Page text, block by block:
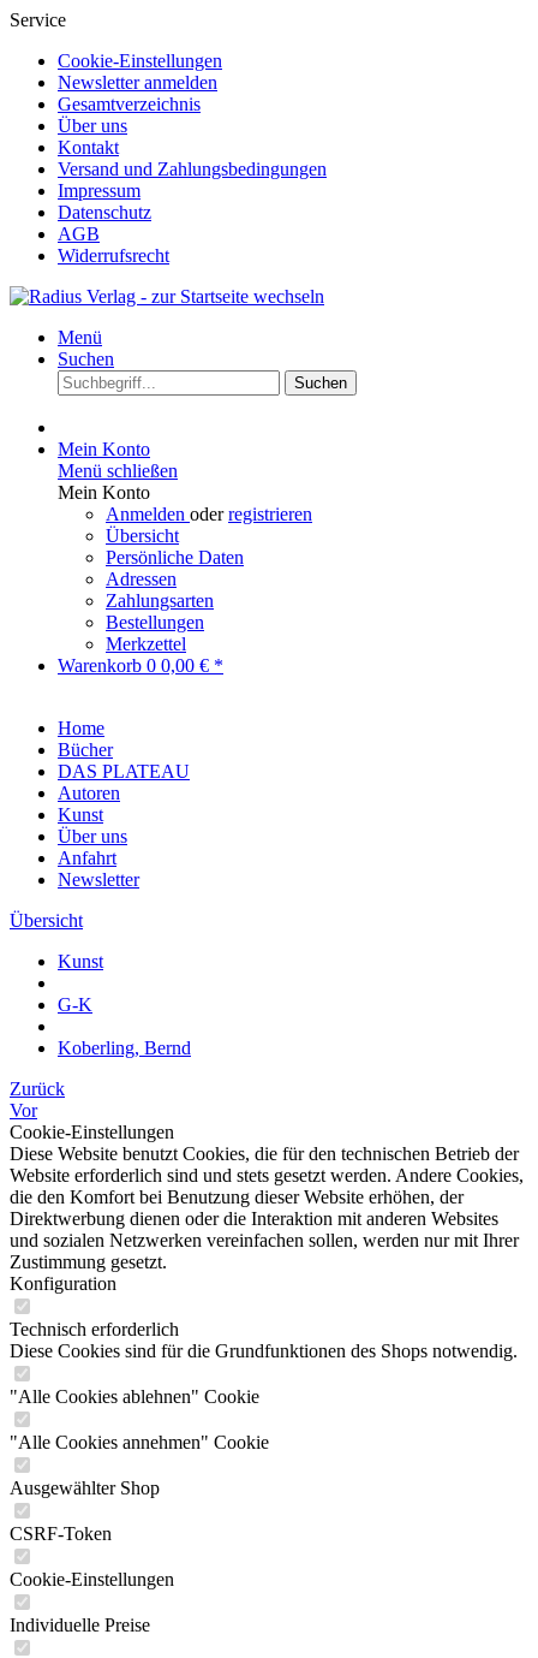
Service
Cookie-Einstellungen
Newsletter anmelden
Gesamtverzeichnis
Über uns
Kontakt
Versand und Zahlungsbedingungen
Impressum
Datenschutz
AGB
Widerrufsrecht
Menü
Suchen
Suchen
Mein Konto
Menü schließen
Mein Konto
Anmelden oderregistrieren
Übersicht
Persönliche Daten
Adressen
Zahlungsarten
Bestellungen
Merkzettel
Warenkorb 0 0,00 € *
Home
Bücher
DAS PLATEAU
Autoren
Kunst
Über uns
Anfahrt
Newsletter
Übersicht
Kunst
G-K
Koberling, Bernd
Zurück
Vor
Cookie-Einstellungen
Diese Website benutzt Cookies, die für den technischen Betrieb der
Website erforderlich sind und stets gesetzt werden. Andere Cookies,
die den Komfort bei Benutzung dieser Website erhöhen, der
Direktwerbung dienen oder die Interaktion mit anderen Websites
und sozialen Netzwerken vereinfachen sollen, werden nur mit Ihrer
Zustimmung gesetzt.
Konfiguration
Technisch erforderlich
Diese Cookies sind für die Grundfunktionen des Shops notwendig.
"Alle Cookies ablehnen" Cookie
"Alle Cookies annehmen" Cookie
Ausgewählter Shop
CSRF-Token
Cookie-Einstellungen
Individuelle Preise